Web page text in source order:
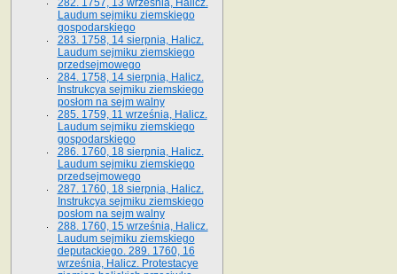
282. 1757, 13 września, Halicz.
Laudum sejmiku ziemskiego
gospodarskiego
283. 1758, 14 sierpnia, Halicz.
Laudum sejmiku ziemskiego
przedsejmowego
284. 1758, 14 sierpnia, Halicz.
Instrukcya sejmiku ziemskiego
posłom na sejm walny
285. 1759, 11 września, Halicz.
Laudum sejmiku ziemskiego
gospodarskiego
286. 1760, 18 sierpnia, Halicz.
Laudum sejmiku ziemskiego
przedsejmowego
287. 1760, 18 sierpnia, Halicz.
Instrukcya sejmiku ziemskiego
posłom na sejm walny
288. 1760, 15 września, Halicz.
Laudum sejmiku ziemskiego
deputackiego. 289. 1760, 16
września, Halicz. Protestacye